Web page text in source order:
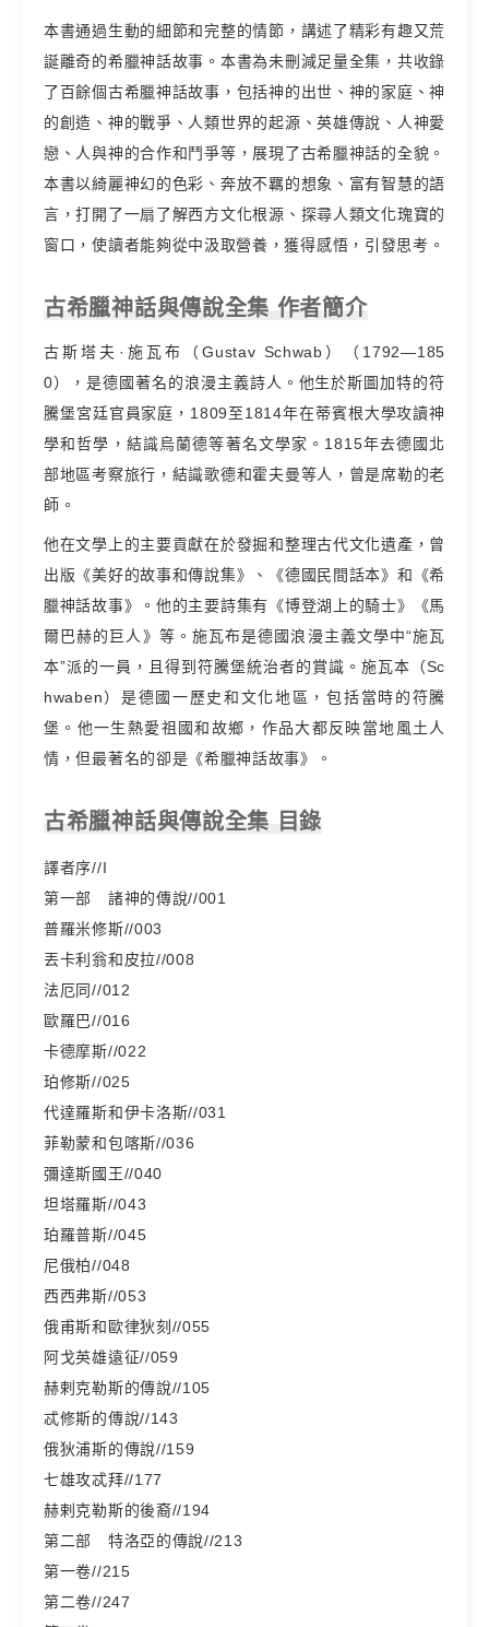
本書通過生動的細節和完整的情節，講述了精彩有趣又荒
誕離奇的希臘神話故事。本書為未刪減足量全集，共收錄
了百餘個古希臘神話故事，包括神的出世、神的家庭、神
的創造、神的戰爭、人類世界的起源、英雄傳說、人神愛
戀、人與神的合作和鬥爭等，展現了古希臘神話的全貌。
本書以綺麗神幻的色彩、奔放不羈的想象、富有智慧的語
言，打開了一扇了解西方文化根源、探尋人類文化瑰寶的
窗口，使讀者能夠從中汲取營養，獲得感悟，引發思考。
古希臘神話與傳說全集 作者簡介
古斯塔夫·施瓦布（Gustav Schwab）（1792—185
0），是德國著名的浪漫主義詩人。他生於斯圖加特的符
騰堡宮廷官員家庭，1809至1814年在蒂賓根大學攻讀神
學和哲學，結識烏蘭德等著名文學家。1815年去德國北
部地區考察旅行，結識歌德和霍夫曼等人，曾是席勒的老
師。
他在文學上的主要貢獻在於發掘和整理古代文化遺產，曾
出版《美好的故事和傳說集》、《德國民間話本》和《希
臘神話故事》。他的主要詩集有《博登湖上的騎士》《馬
爾巴赫的巨人》等。施瓦布是德國浪漫主義文學中“施瓦
本”派的一員，且得到符騰堡統治者的賞識。施瓦本（Sc
hwaben）是德國一歷史和文化地區，包括當時的符騰
堡。他一生熱愛祖國和故鄉，作品大都反映當地風土人
情，但最著名的卻是《希臘神話故事》。
古希臘神話與傳說全集 目錄
譯者序//I
第一部 諸神的傳說//001
普羅米修斯//003
丟卡利翁和皮拉//008
法厄同//012
歐羅巴//016
卡德摩斯//022
珀修斯//025
代達羅斯和伊卡洛斯//031
菲勒蒙和包喀斯//036
彌達斯國王//040
坦塔羅斯//043
珀羅普斯//045
尼俄柏//048
西西弗斯//053
俄甫斯和歐律狄刻//055
阿戈英雄遠征//059
赫剌克勒斯的傳說//105
忒修斯的傳說//143
俄狄浦斯的傳說//159
七雄攻忒拜//177
赫剌克勒斯的後裔//194
第二部 特洛亞的傳說//213
第一卷//215
第二卷//247